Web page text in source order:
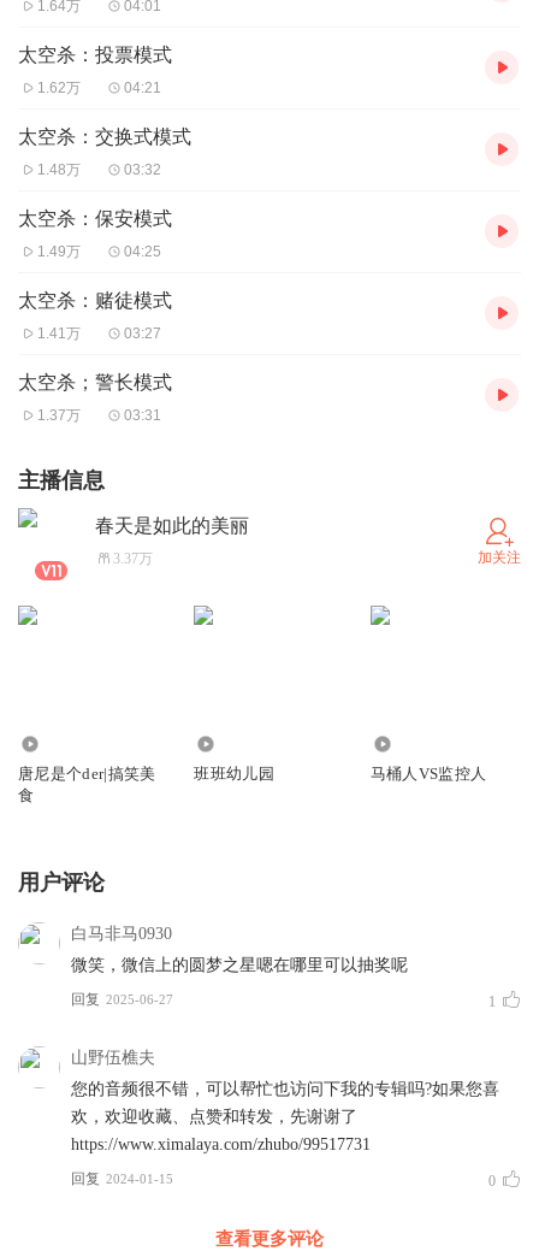
1.64万 04:01
太空杀：投票模式
1.62万 04:21
太空杀：交换式模式
1.48万 03:32
太空杀：保安模式
1.49万 04:25
太空杀：赌徒模式
1.41万 03:27
太空杀；警长模式
1.37万 03:31
主播信息
春天是如此的美丽
3.37万 加关注
唐尼是个der|搞笑美
食
班班幼儿园 马桶人VS监控人
用户评论
白马非马0930
微笑，微信上的圆梦之星嗯在哪里可以抽奖呢
回复 2025-06-27 1
山野伍樵夫
您的音频很不错，可以帮忙也访问下我的专辑吗?如果您喜
欢，欢迎收藏、点赞和转发，先谢谢了
https://www.ximalaya.com/zhubo/99517731
回复 2024-01-15 0
查看更多评论